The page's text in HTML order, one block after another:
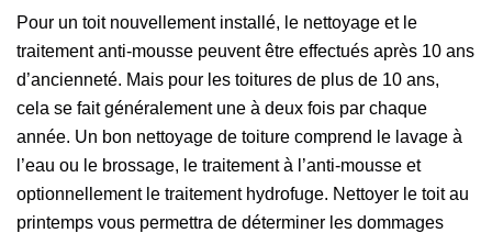
Pour un toit nouvellement installé, le nettoyage et le
traitement anti-mousse peuvent être effectués après 10 ans
d’ancienneté. Mais pour les toitures de plus de 10 ans,
cela se fait généralement une à deux fois par chaque
année. Un bon nettoyage de toiture comprend le lavage à
l’eau ou le brossage, le traitement à l’anti-mousse et
optionnellement le traitement hydrofuge. Nettoyer le toit au
printemps vous permettra de déterminer les dommages